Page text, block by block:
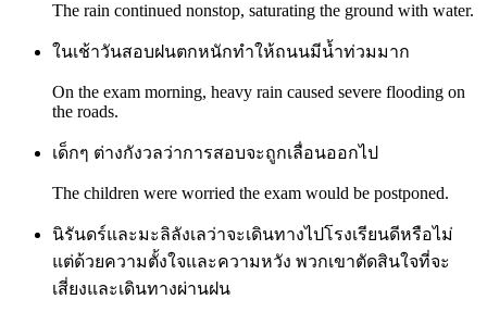
The rain continued nonstop, saturating the ground with water.
ในเช้าวันสอบฝนตกหนักทำให้ถนนมีน้ำท่วมมาก
On the exam morning, heavy rain caused severe flooding on
the roads.
เด็กๆ ต่างกังวลว่าการสอบจะถูกเลื่อนออกไป
The children were worried the exam would be postponed.
นิรันดร์และมะลิลังเลว่าจะเดินทางไปโรงเรียนดีหรือไม่
แต่ด้วยความตั้งใจและความหวัง พวกเขาตัดสินใจที่จะ
เสี่ยงและเดินทางผ่านฝน